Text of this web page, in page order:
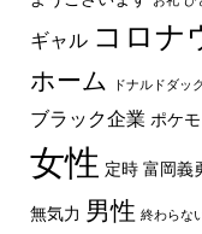
ギャル コロナ
ホーム
ドナルドダック
ブラック企業 ポケ
女性 定時 富岡義
無気力 男性 終わらな